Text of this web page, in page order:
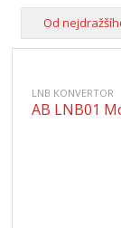
Od
LNB KONVERTOR
AB LNB01